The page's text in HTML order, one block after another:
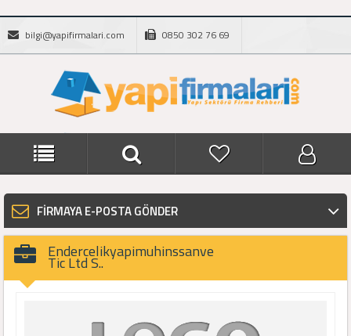
bilgi@yapifirmalari.com 0850 302 76 69
FİRMAYA E-POSTA GÖNDER
Endercelikyapimuhinssanve
Tic Ltd S..